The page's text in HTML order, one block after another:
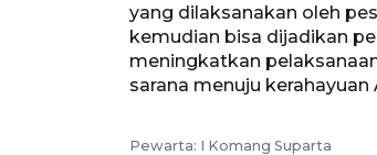
yang dilaksanakan oleh
kemudian bisa dijadikan
meningkatkan
sarana menuju kerahayuan
Pewarta: I Komang Suparta